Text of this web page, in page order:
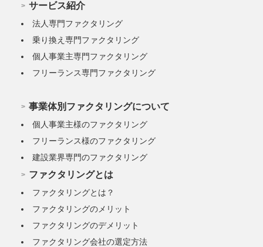
サービス紹介
法人専門ファクタリング
乗り換え専門ファクタリング
個人事業主専門ファクタリング
フリーランス専門ファクタリング
事業体別ファクタリングについて
個人事業主様のファクタリング
フリーランス様のファクタリング
建設業界専門のファクタリング
ファクタリングとは
ファクタリングとは？
ファクタリングのメリット
ファクタリングのデメリット
ファクタリング会社の選定方法